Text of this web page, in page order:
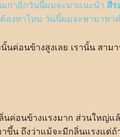
เก่าอีกวันนี้ผมจะมาแนะนำ สีร
องทาไหม วันนี้ผมจะพามาหา
ค่อนข้างสูงเลย เรานั้น สาม
ค่อนข้างแรงมาก ส่วนใหญ่แล้
ขึ้น ถึงว่าแม้จะมีกลิ่นแรงแต่ถ้